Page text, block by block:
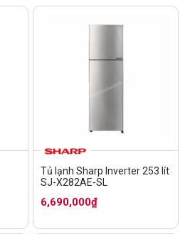
Tủ lạnh Sharp Inverter 253 lít
SJ-X282AE-SL
6,690,000₫